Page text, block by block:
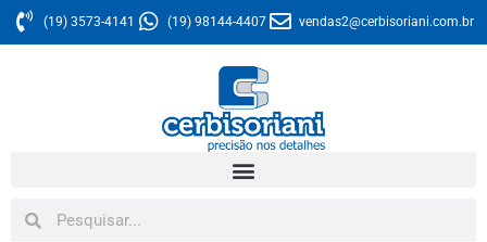
(19) 3573-4141 (19) 98144-4407 vendas2@cerbisoriani.com.br